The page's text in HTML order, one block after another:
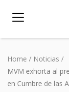
Home / Noticias /
MVM exhorta al
en Cumbre de las